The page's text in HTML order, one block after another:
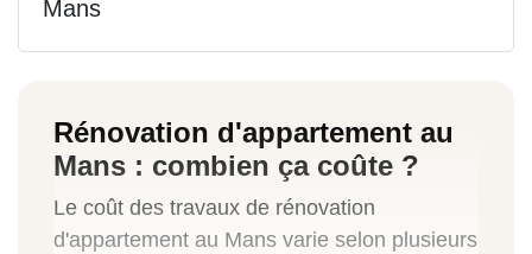
Mans
Rénovation d'appartement au
Mans : combien ça coûte ?
Le coût des travaux de rénovation
d'appartement au Mans varie selon plusieurs